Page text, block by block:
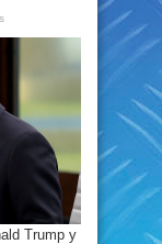
diplomática:
embajador
francés
Washington
en
la
Trump y